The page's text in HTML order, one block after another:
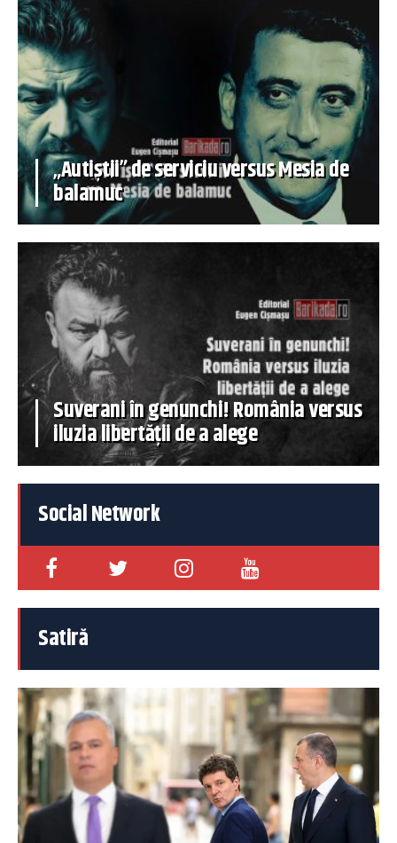
„Autiștii” de serviciu versus Mesia de
balamuc
Suverani în genunchi! România versus
iluzia libertății de a alege
Social Network
Satiră